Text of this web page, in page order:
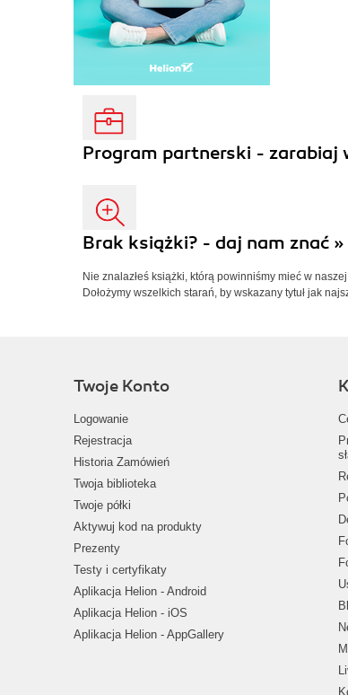
Program partnerski - zarabiaj
Brak książki? - daj nam znać »
Nie znalazłeś książki, którą powinniśmy mieć w
Dołożymy wszelkich starań, by wskazany tytuł jak
Twoje Konto
Logowanie
Rejestracja
Historia Zamówień
Twoja biblioteka
Twoje półki
Aktywuj kod na produkty
Prezenty
Testy i certyfikaty
Aplikacja Helion - Android
Aplikacja Helion - iOS
Aplikacja Helion - AppGallery